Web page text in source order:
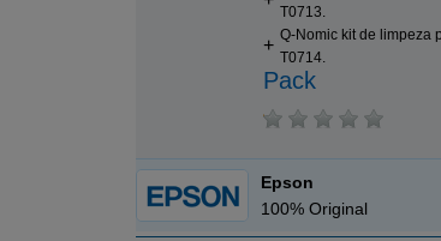
T0713.
Q-Nomic kit de limpeza
T0714.
Pack
Epson
100% Original